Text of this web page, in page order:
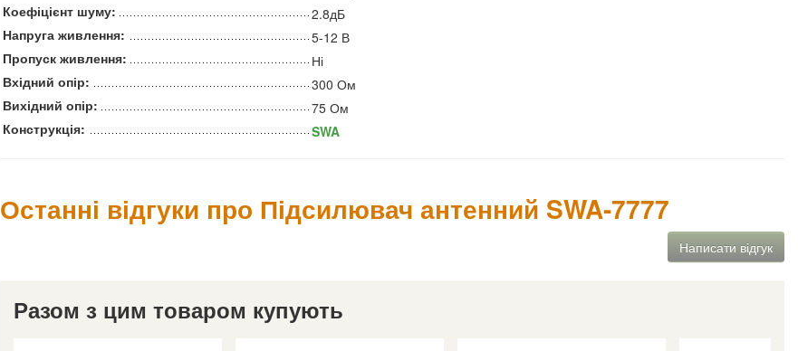
Коефіцієнт шуму:
2.8дБ
Напруга живлення:
5-12 В
Пропуск живлення:
Ні
Вхідний опір:
300 Ом
Вихідний опір:
75 Ом
Конструкція:
SWA
Останні відгуки про Підсилювач антенний SWA-7777
Написати відгук
Разом з цим товаром купують